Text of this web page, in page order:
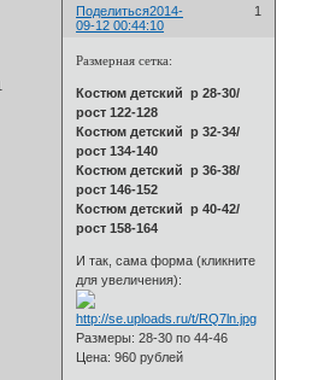
Поделиться 1
2014-
09-12 00:44:10
Размерная сетка:
Костюм детский р 28-30/
рост 122-128
Костюм детский р 32-34/
рост 134-140
Костюм детский р 36-38/
рост 146-152
Костюм детский р 40-42/
рост 158-164
И так, сама форма (кликните
для увеличения):
Размеры: 28-30 по 44-46
Цена: 960 рублей